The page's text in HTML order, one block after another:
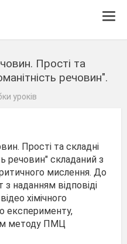
Прості та
речовин".
уроків
Прості та складні
речовин" складаний з
мислення. До
наданням відповіді
хімічного
експерименту,
методу ПМЦ